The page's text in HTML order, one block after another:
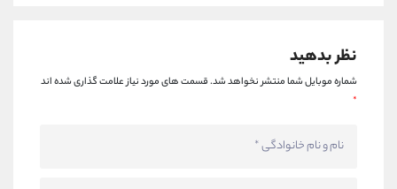
نظر بدهید
شماره موبایل شما منتشر نخواهد شد.قسمت های مورد نیاز علامت گذاری شده اند
*